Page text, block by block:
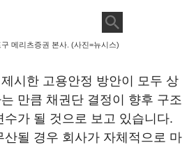
메리츠증권 본사. (사진=뉴시스)
시한 고용안정 방안이 모두 상
만큼 채권단 결정이 향후 구조
수가 될 것으로 보고 있습니다.
산될 경우 회사가 자체적으로 마